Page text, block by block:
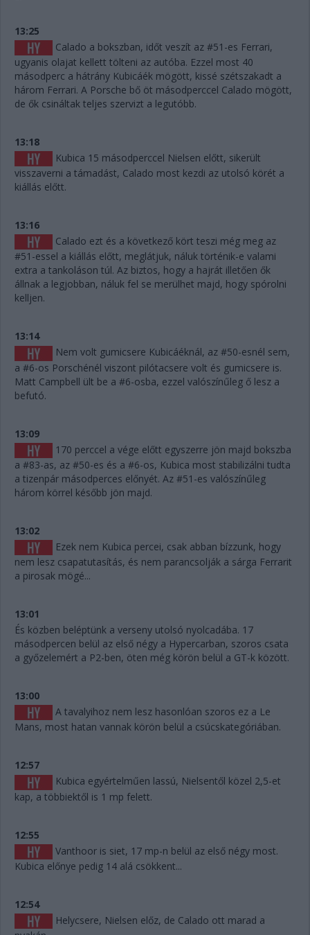
13:25
Calado a bokszban, időt veszít az #51-es Ferrari,
ugyanis olajat kellett tölteni az autóba. Ezzel most 40
másodperc a hátrány Kubicáék mögött, kissé szétszakadt a
három Ferrari. A Porsche bő öt másodperccel Calado mögött,
de ők csináltak teljes szervizt a legutóbb.
13:18
Kubica 15 másodperccel Nielsen előtt, sikerült
visszaverni a támadást, Calado most kezdi az utolsó körét a
kiállás előtt.
13:16
Calado ezt és a következő kört teszi még meg az
#51-essel a kiállás előtt, meglátjuk, náluk történik-e valami
extra a tankoláson túl. Az biztos, hogy a hajrát illetően ők
állnak a legjobban, náluk fel se merülhet majd, hogy spórolni
kelljen.
13:14
Nem volt gumicsere Kubicáéknál, az #50-esnél sem,
a #6-os Porschénél viszont pilótacsere volt és gumicsere is.
Matt Campbell ült be a #6-osba, ezzel valószínűleg ő lesz a
befutó.
13:09
170 perccel a vége előtt egyszerre jön majd bokszba
a #83-as, az #50-es és a #6-os, Kubica most stabilizálni tudta
a tizenpár másodperces előnyét. Az #51-es valószínűleg
három körrel később jön majd.
13:02
Ezek nem Kubica percei, csak abban bízzunk, hogy
nem lesz csapatutasítás, és nem parancsolják a sárga Ferrarit
a pirosak mögé...
13:01
És közben beléptünk a verseny utolsó nyolcadába. 17
másodpercen belül az első négy a Hypercarban, szoros csata
a győzelemért a P2-ben, öten még körön belül a GT-k között.
13:00
A tavalyihoz nem lesz hasonlóan szoros ez a Le
Mans, most hatan vannak körön belül a csúcskategóriában.
12:57
Kubica egyértelműen lassú, Nielsentől közel 2,5-et
kap, a többiektől is 1 mp felett.
12:55
Vanthoor is siet, 17 mp-n belül az első négy most.
Kubica előnye pedig 14 alá csökkent...
12:54
Helycsere, Nielsen előz, de Calado ott marad a